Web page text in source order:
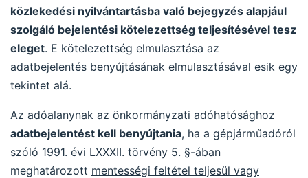
közlekedési nyilvántartásba való bejegyzés alapjául
szolgáló bejelentési kötelezettség teljesítésével tesz
eleget. E kötelezettség elmulasztása az
adatbejelentés benyújtásának elmulasztásával esik egy
tekintet alá.
Az adóalanynak az önkormányzati adóhatósághoz
adatbejelentést kell benyújtania, ha a gépjárműadóról
szóló 1991. évi LXXXII. törvény 5. §-ában
meghatározott mentességi feltétel teljesül vagy